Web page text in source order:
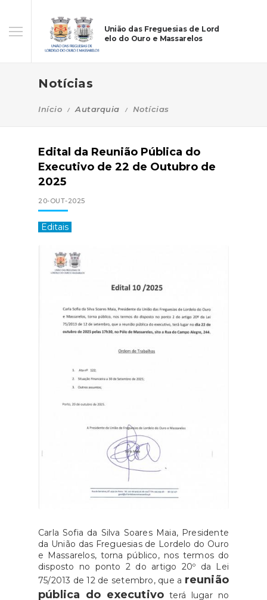
União das Freguesias de Lord
elo do Ouro e Massarelos
Notícias
Início Autarquia Notícias
Edital da Reunião Pública do
Executivo de 22 de Outubro de
2025
20-OUT-2025
Editais
Carla Sofia da Silva Soares Maia, Presidente
da União das Freguesias de Lordelo do Ouro
e Massarelos, torna público, nos termos do
disposto no ponto 2 do artigo 20º da Lei
75/2013 de 12 de setembro, que a reunião
pública do executivo terá lugar no